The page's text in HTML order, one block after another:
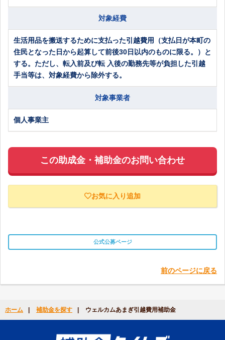
対象経費
生活用品を搬送するために支払った引越費用（支払日が本町の
住民となった日から起算して前後30日以内のものに限る。）と
する。ただし、転入前及び転 入後の勤務先等が負担した引越
手当等は、対象経費から除外する。
対象事業者
個人事業主
この助成金・補助金のお問い合わせ
お気に入り追加
公式公募ページ
前のページに戻る
ホーム | 補助金を探す | ウェルカムあまぎ引越費用補助金